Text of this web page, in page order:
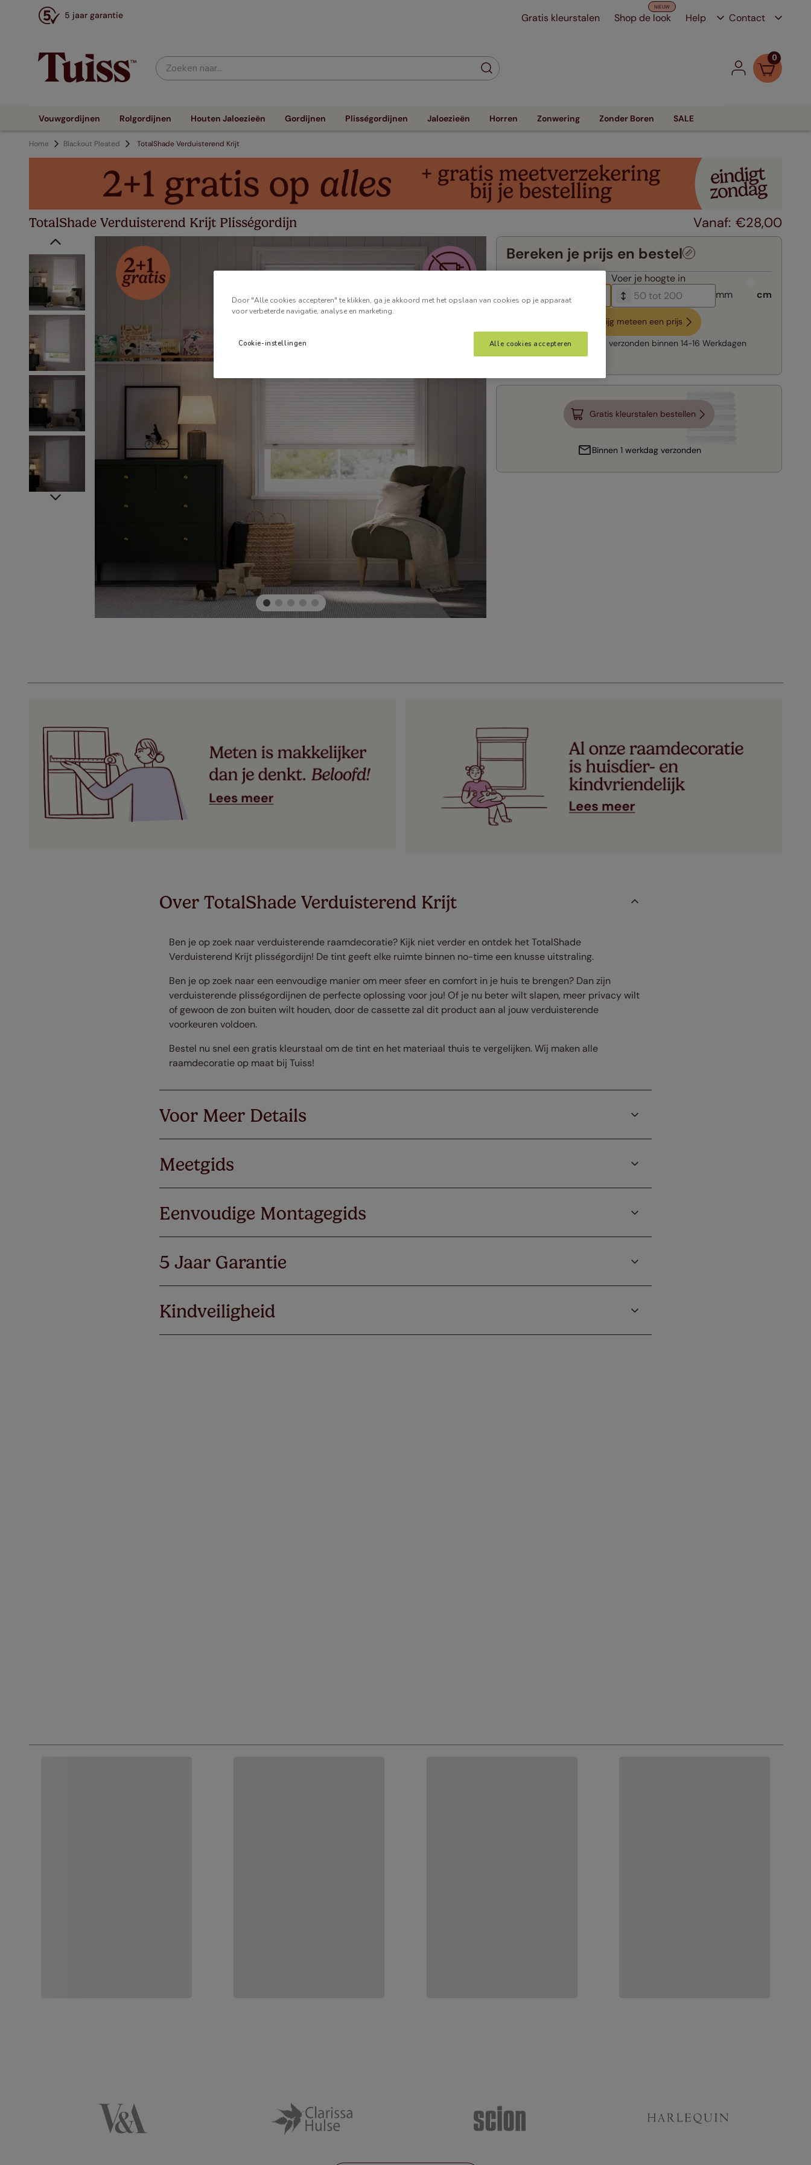
5 jaar garantie Gratis kleurstalen Shop de look Help Contact
Zoeken naar... 0
Vouwgordijnen Rolgordijnen Houten Jaloezieën Gordijnen Plisségordijnen Jaloezieën Horren Zonwering Zonder Boren SALE
Home Blackout Pleated TotalShade Verduisterend Krijt
TotalShade Verduisterend Krijt Plisségordijn €28,00
Bereken je prijs en bestel
Voer je hoogte in
mm
cm
Krijg meteen een prijs
Snelle levering:
verzonden binnen 14-16 Werkdagen
Gratis kleurstalen bestellen
Binnen 1 werkdag verzonden
Over TotalShade Verduisterend Krijt
Ben je op zoek naar verduisterende raamdecoratie? Kijk niet verder en ontdek het TotalShade
Verduisterend Krijt plisségordijn! De tint geeft elke ruimte binnen no-time een knusse uitstraling.
Ben je op zoek naar een eenvoudige manier om meer sfeer en comfort in je huis te brengen? Dan zijn
verduisterende plisségordijnen de perfecte oplossing voor jou! Of je nu beter wilt slapen, meer privacy wilt
of gewoon de zon buiten wilt houden, door de cassette zal dit product aan al jouw verduisterende
voorkeuren voldoen.
Bestel nu snel een gratis kleurstaal om de tint en het materiaal thuis te vergelijken. Wij maken alle
raamdecoratie op maat bij Tuiss!
Voor Meer Details
Meetgids
Eenvoudige Montagegids
5 Jaar Garantie
Kindveiligheid
Door "Alle cookies accepteren" te klikken, ga je akkoord met het opslaan van cookies op je apparaat
voor verbeterde navigatie, analyse en marketing.
Cookie-instellingen Alle cookies accepteren